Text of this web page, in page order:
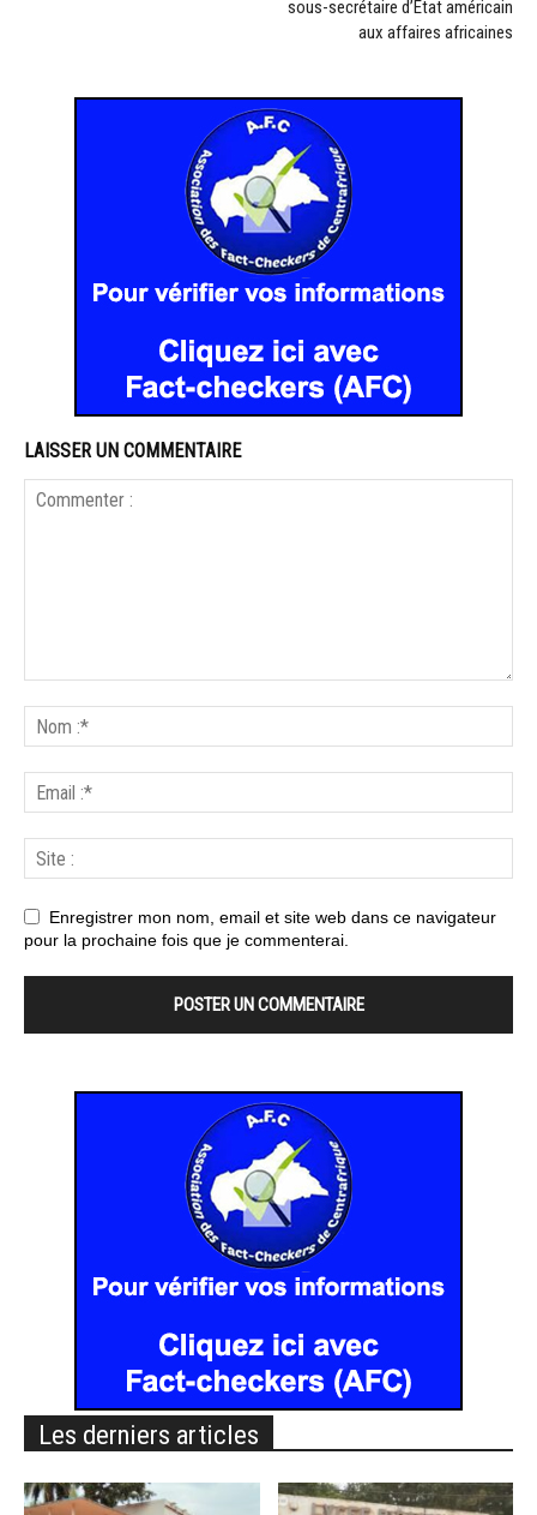
sous-secrétaire d’État américain
aux affaires africaines
LAISSER UN COMMENTAIRE
Enregistrer mon nom, email et site web dans ce navigateur
pour la prochaine fois que je commenterai.
Les derniers articles